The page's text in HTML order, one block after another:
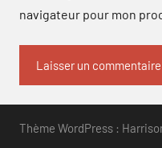
navigateur pour mon
Thème WordPress :